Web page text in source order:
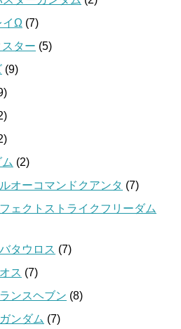
イΩ (7)
ター (5)
(9)
(2)
オーコマンドクアンタ (7)
ェクトストライクフリーダム
タウロス (7)
ス (7)
ンスヘブン (8)
ンダム (7)